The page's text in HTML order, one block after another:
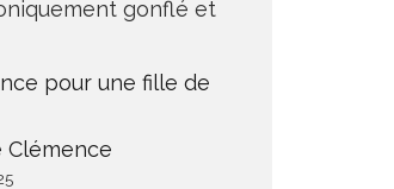
gonflé et
pour une fille de
Clémence